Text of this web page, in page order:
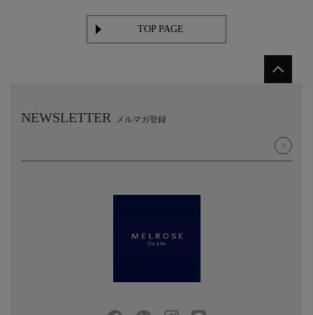
TOP PAGE
NEWSLETTER メルマガ登録